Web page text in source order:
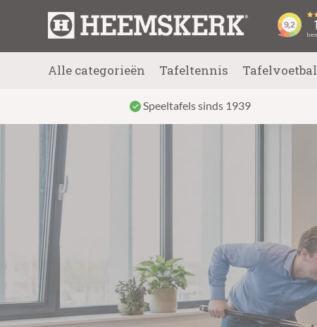
Alle categorieën Tafeltennis Tafelvoetbal
Speeltafels sinds 1939